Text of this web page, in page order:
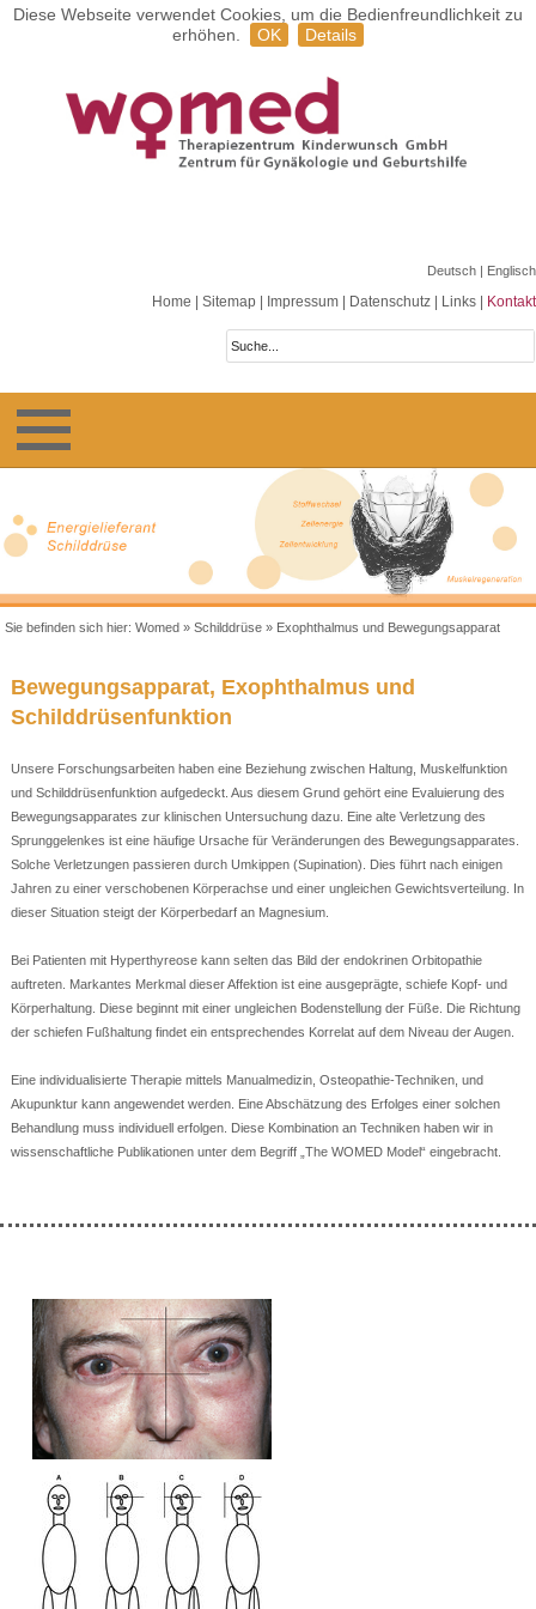
Diese Webseite verwendet Cookies, um die Bedienfreundlichkeit zu
erhöhen.
OK Details
Deutsch | Englisch
Home Sitemap Impressum Datenschutz Links Kontakt
Sie befinden sich hier:Womed »Schilddrüse » Exophthalmus und Bewegungsapparat
Bewegungsapparat, Exophthalmus und
Schilddrüsenfunktion
Unsere Forschungsarbeiten haben eine Beziehung zwischen Haltung, Muskelfunktion
und Schilddrüsenfunktion aufgedeckt. Aus diesem Grund gehört eine Evaluierung des
Bewegungsapparates zur klinischen Untersuchung dazu. Eine alte Verletzung des
Sprunggelenkes ist eine häufige Ursache für Veränderungen des Bewegungsapparates.
Solche Verletzungen passieren durch Umkippen (Supination). Dies führt nach einigen
Jahren zu einer verschobenen Körperachse und einer ungleichen Gewichtsverteilung. In
dieser Situation steigt der Körperbedarf an Magnesium.
Bei Patienten mit Hyperthyreose kann selten das Bild der endokrinen Orbitopathie
auftreten. Markantes Merkmal dieser Affektion ist eine ausgeprägte, schiefe Kopf- und
Körperhaltung. Diese beginnt mit einer ungleichen Bodenstellung der Füße. Die Richtung
der schiefen Fußhaltung findet ein entsprechendes Korrelat auf dem Niveau der Augen.
Eine individualisierte Therapie mittels Manualmedizin, Osteopathie-Techniken, und
Akupunktur kann angewendet werden. Eine Abschätzung des Erfolges einer solchen
Behandlung muss individuell erfolgen. Diese Kombination an Techniken haben wir in
wissenschaftliche Publikationen unter dem Begriff „The WOMED Model“ eingebracht.